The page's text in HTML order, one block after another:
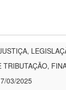
TRIBUTAÇÃO,
03/2025